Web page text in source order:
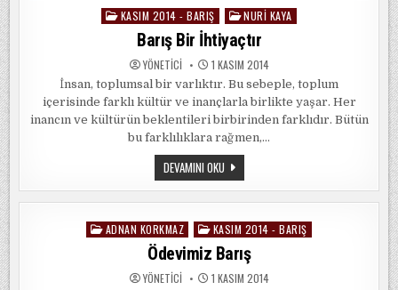
Posted
KASIM 2014 - BARIŞ NURI KAYA
Barış Bir İhtiyaçtır
YÖNETICI 1 KASIM 2014
İnsan, toplumsal bir varlıktır. Bu sebeple, toplum
içerisinde farklı kültür ve inançlarla birlikte yaşar. Her
inancın ve kültürün beklentileri birbirinden farklıdır. Bütün
bu farklılıklara rağmen,…
DEVAMINI OKUBARIŞ
BIR
İHTIYAÇTIR
Posted
ADNAN KORKMAZ KASIM 2014 - BARIŞ
Ödevimiz Barış
YÖNETICI 1 KASIM 2014